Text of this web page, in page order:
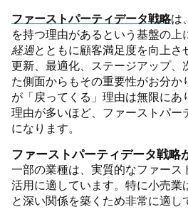
ファーストパーティデータ戦略は
を持つ理由があるという基盤の上
経過とともに顧客満足度を向上さ
更新、最適化、ステージアップ、
た側面からもその重要性がお分か
が「戻ってくる」理由は無限にあ
理由が多いほど、ファーストパー
になります。
ファーストパーティデータ戦略
一部の業種は、実質的なファース
活用に適しています。特に小売業
と深い関係を築くため非常に適し